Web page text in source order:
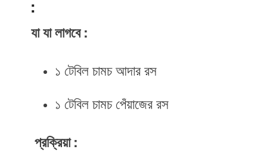
:
যা যা লাগবে :
১ টেবিল চামচ আদার রস
১ টেবিল চামচ পেঁয়াজের রস
প্রক্রিয়া :